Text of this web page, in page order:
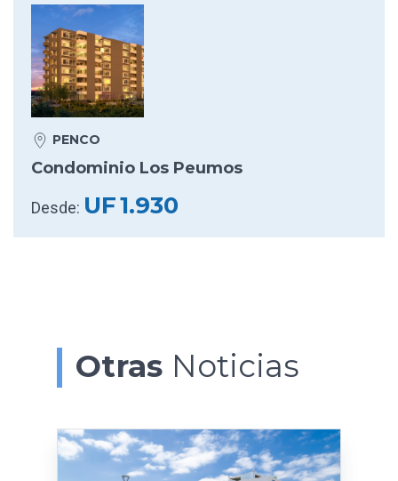
PENCO
Condominio Los Peumos
Desde: UF1.930
Otras Noticias